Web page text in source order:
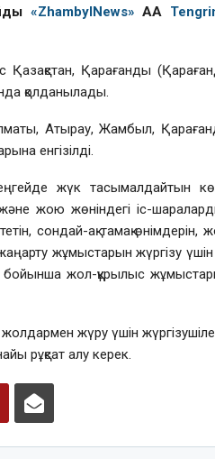
«ZhambylNews» AA
Қарағанды
қолданылады.
Атырау, Жамбыл,
енгізілді.
жүк тасымалдайтын
жою жөніндегі іс-
сондай-ақ тамақ
жұмыстарын жүргізу
бойынша жол-құрылыс
жүру үшін жүргізушілер
рұқсат алу керек.